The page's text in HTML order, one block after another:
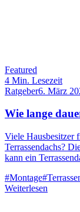
Featured
4 Min. Lesezeit
Ratgeber6. März
Wie lange
Viele Hausbesitzer
Terrassendachs?
kann ein
#Montage#
Weiterlesen